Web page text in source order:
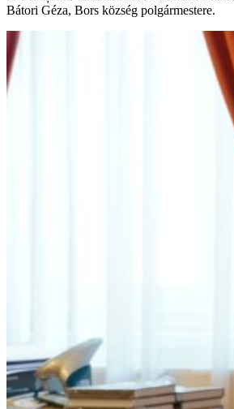
Bátori Géza, Bors község polgármestere.